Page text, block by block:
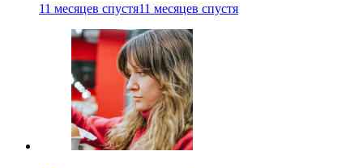
11 месяцев спустя11 месяцев спустя